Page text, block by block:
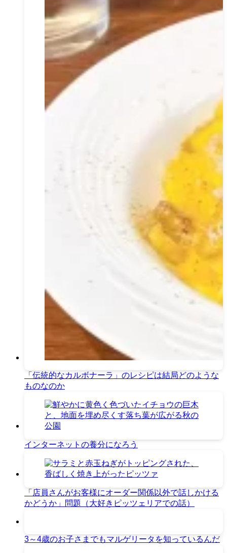
「伝統的なカルボナーラ」のレシピは結局どのような
ものなのか
インターネットの養分になろう
「店員さんがお客様にオーダー関係以外で話しかける
かどうか」問題（大好きピッツェリアでの話）
3～4歳のお子さまでもマルゲリータを知っているんだ